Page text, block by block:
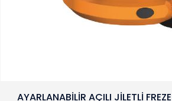
AYARLANABİLİR AÇILI JİLETLİ